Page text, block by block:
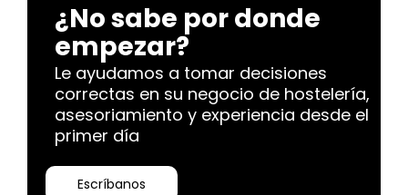
¿No sabe por donde
empezar?
Le ayudamos a tomar decisiones
correctas en su negocio de hostelería,
asesoriamiento y experiencia desde el
primer día
Escríbanos